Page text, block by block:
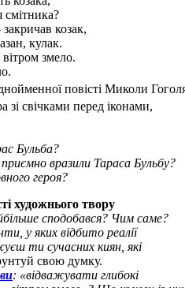
козак,
кулак.
змело.
повісті Миколи
свічками перед іконами,
Бульба?
вразили Тараса Бульбу?
героя?
художнього твору
сподобався? Чим саме?
у яких відбито реалії
ти сучасних киян, які
свою думку.
: «відважувати глибокі